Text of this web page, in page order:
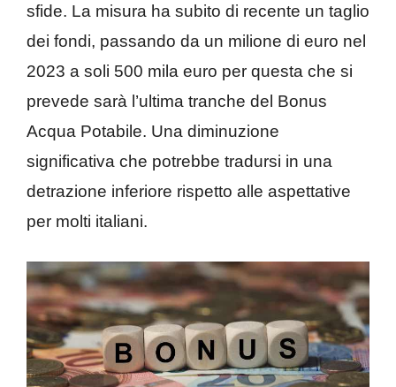
sfide. La misura ha subito di recente un taglio
dei fondi, passando da un milione di euro nel
2023 a soli 500 mila euro per questa che si
prevede sarà l’ultima tranche del Bonus
Acqua Potabile. Una diminuzione
significativa che potrebbe tradursi in una
detrazione inferiore rispetto alle aspettative
per molti italiani.